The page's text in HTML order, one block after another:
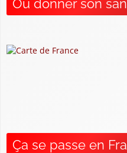
Ou donner son
Ça se passe en